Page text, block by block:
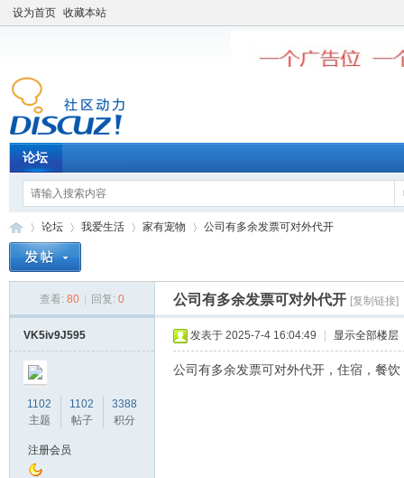
设为首页 收藏本站
论坛
论坛
›
我爱生活 家有宠物
›
公司有多余发票可对外代开
查看: 80 回复: 0 公司有多余发票可对外代开 [复制链接]
VK5iv9J595
1102
主题
1102
帖子
3388
积分
注册会员
发表于 2025-7-4 16:04:49 显示全部楼层
公司有多余发票可对外代开，住宿，餐